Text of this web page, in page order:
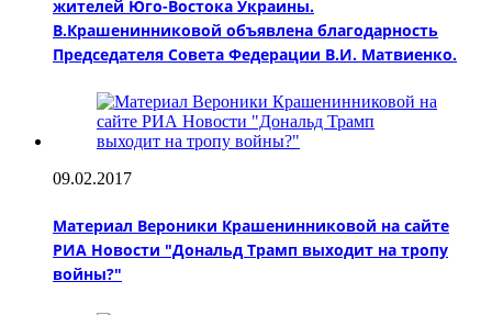
жителей Юго-Востока Украины.
В.Крашенинниковой объявлена благодарность
Председателя Совета Федерации В.И. Матвиенко.
09.02.2017
Материал Вероники Крашенинниковой на сайте
РИА Новости "Дональд Трамп выходит на тропу
войны?"